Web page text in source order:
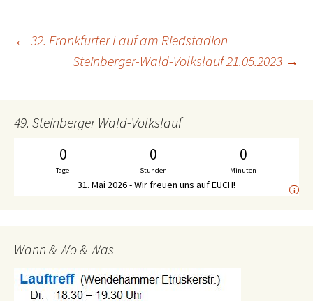
Beitrags-
← 32. Frankfurter Lauf am Riedstadion
Steinberger-Wald-Volkslauf 21.05.2023 →
49. Steinberger Wald-Volkslauf
0
Tage
0
Stunden
0
Minuten
31. Mai 2026 - Wir freuen uns auf EUCH! i
Wann & Wo & Was